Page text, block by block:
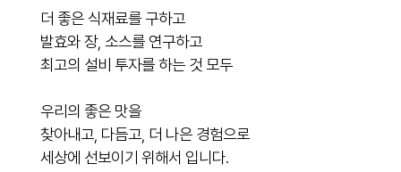
더 좋은 식재료를 구하고
발효와 장, 소스를 연구하고
최고의 설비 투자를 하는 것 모두
우리의 좋은 맛을
찾아내고, 다듬고, 더 나은 경험으로
세상에 선보이기 위해서 입니다.